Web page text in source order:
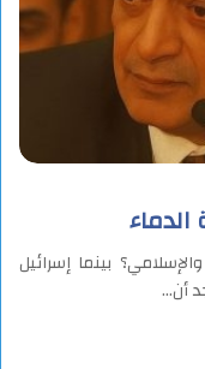
بينما إسرائيل
أن…